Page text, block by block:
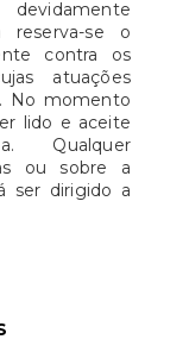
reserva-se o
contra os
atuações
No momento
lido e aceite
Qualquer
ou sobre a
ser dirigido a